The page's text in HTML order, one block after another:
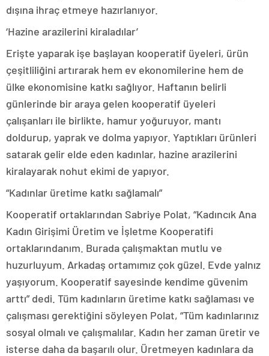
dışına ihraç etmeye hazırlanıyor.
‘Hazine arazilerini kiraladılar’
Erişte yaparak işe başlayan kooperatif üyeleri, ürün
çeşitliliğini artırarak hem ev ekonomilerine hem de
ülke ekonomisine katkı sağlıyor. Haftanın belirli
günlerinde bir araya gelen kooperatif üyeleri
çalışanları ile birlikte, hamur yoğuruyor, mantı
doldurup, yaprak ve dolma yapıyor. Yaptıkları ürünleri
satarak gelir elde eden kadınlar, hazine arazilerini
kiralayarak nohut ekimi de yapıyor.
“Kadınlar üretime katkı sağlamalı”
Kooperatif ortaklarından Sabriye Polat, “Kadıncık Ana
Kadın Girişimi Üretim ve İşletme Kooperatifi
ortaklarındanım. Burada çalışmaktan mutlu ve
huzurluyum. Arkadaş ortamımız çok güzel. Evde yalnız
yaşıyorum. Kooperatif sayesinde kendime güvenim
arttı” dedi. Tüm kadınların üretime katkı sağlaması ve
çalışması gerektiğini söyleyen Polat, “Tüm kadınlarınız
sosyal olmalı ve çalışmalılar. Kadın her zaman üretir ve
isterse daha da başarılı olur. Üretmeyen kadınlara da